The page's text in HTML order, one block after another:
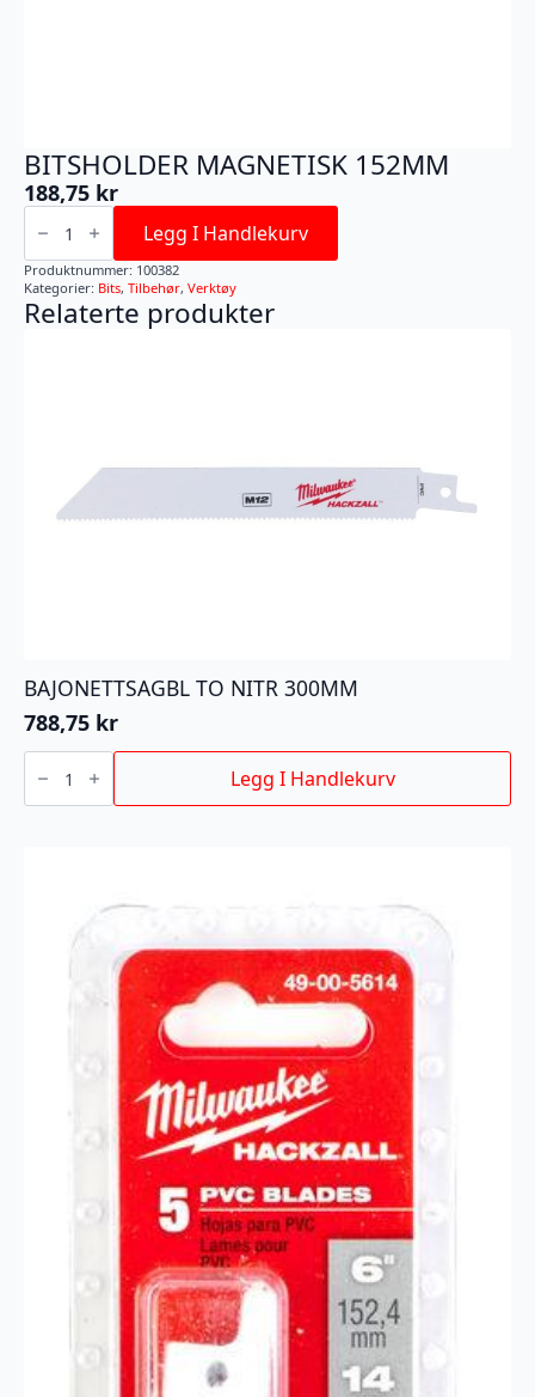
BITSHOLDER MAGNETISK 152MM
188,75 kr
BITSHOLDER
MAGNETISK
152MM
antall
Legg I Handlekurv
Produktnummer: 100382
Kategorier: Bits, Tilbehør, Verktøy
Relaterte produkter
BAJONETTSAGBL TO NITR 300MM
788,75 kr
BAJONETTSAGBL
TO
300MM
Legg I Handlekurv